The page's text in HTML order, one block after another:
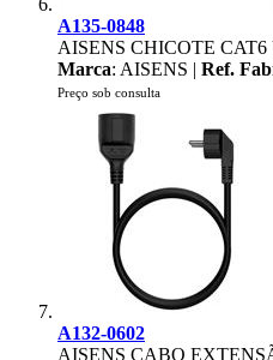
A135-0848
AISENS CHICOTE CAT6
Marca: AISENS | Ref.
Preço sob consulta
A132-0602
AISENS CABO